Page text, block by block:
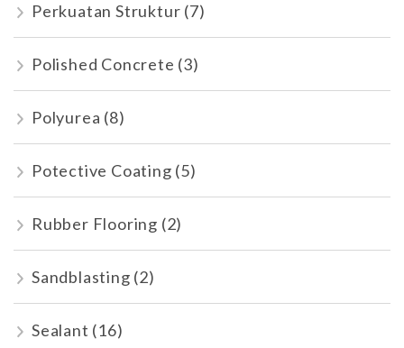
Perkuatan Struktur (7)
Polished Concrete (3)
Polyurea (8)
Potective Coating (5)
Rubber Flooring (2)
Sandblasting (2)
Sealant (16)